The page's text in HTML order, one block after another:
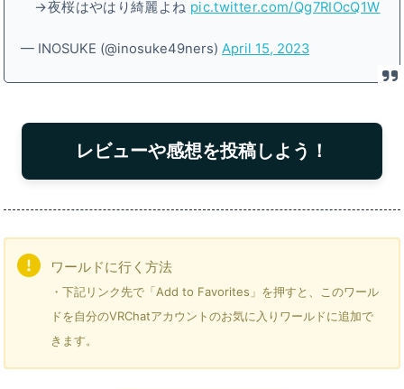
→夜桜はやはり綺麗よね pic.twitter.com/Qg7RIOcQ1W
— INOSUKE (@inosuke49ners)April 15, 2023
レビューや感想を投稿しよう！
ワールドに行く方法
・下記リンク先で「Add to Favorites」を押すと、このワール
ドを自分のVRChatアカウントのお気に入りワールドに追加で
きます。